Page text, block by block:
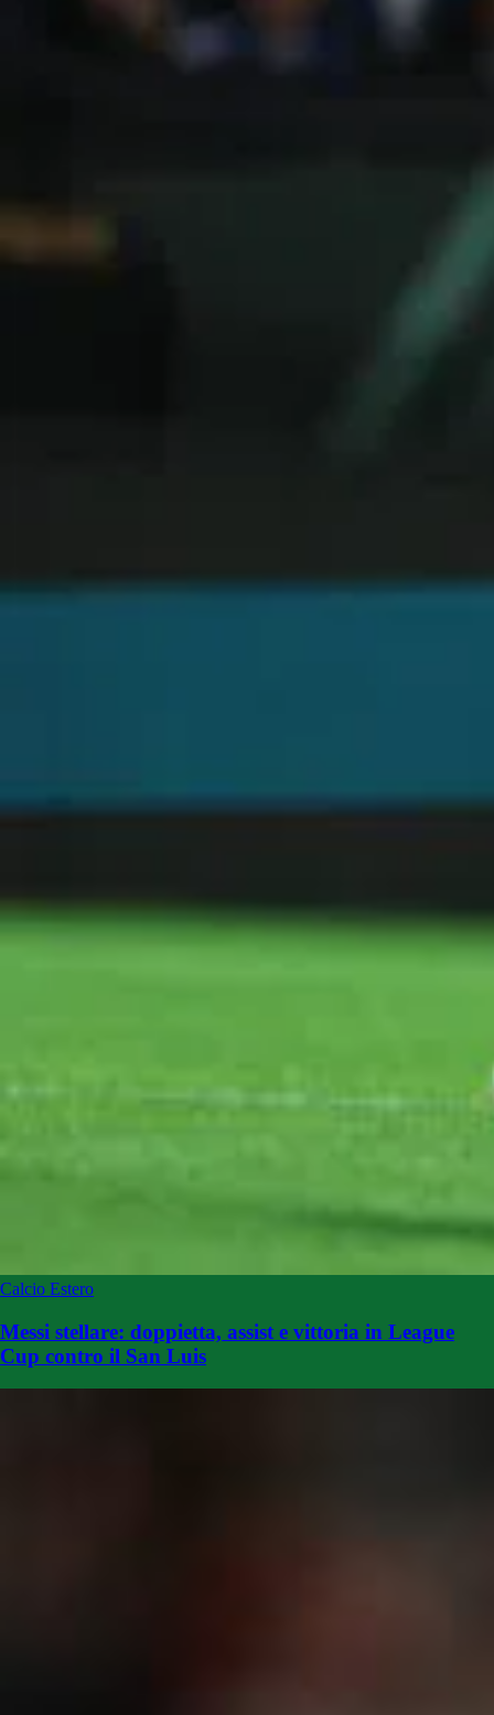
Calcio Estero
Messi stellare: doppietta, assist e vittoria in League
Cup contro il San Luis